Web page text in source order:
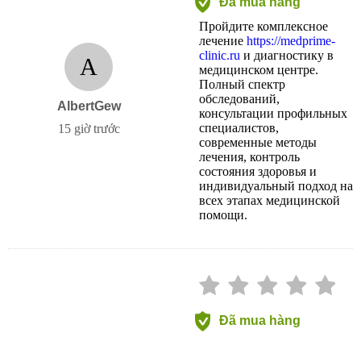
A
AlbertGew
15 giờ trước
Пройдите комплексное
лечение https://medprime-
clinic.ru и диагностику в
медицинском центре.
Полный спектр
обследований,
консультации профильных
специалистов,
современные методы
лечения, контроль
состояния здоровья и
индивидуальный подход на
всех этапах медицинской
помощи.
Đã mua hàng